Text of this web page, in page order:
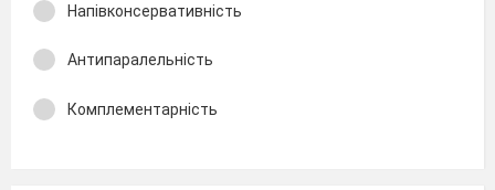
Напівконсервативність
Антипаралельність
Комплементарність